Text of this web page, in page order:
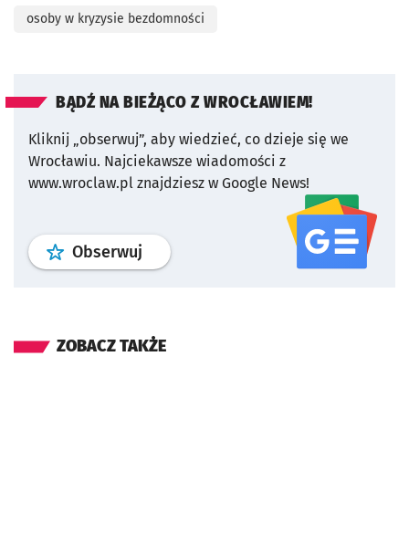
osoby w kryzysie bezdomności
BĄDŹ NA BIEŻĄCO Z WROCŁAWIEM!
Kliknij „obserwuj”, aby wiedzieć, co dzieje się we
Wrocławiu. Najciekawsze wiadomości z
www.wroclaw.pl znajdziesz w Google News!
Obserwuj profil serwisu
ZOBACZ TAKŻE